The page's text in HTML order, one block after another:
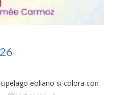
eoliano si colora con